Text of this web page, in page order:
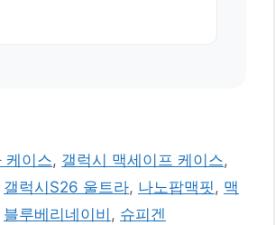
케이스, 갤럭시 맥세이프 케이스,
갤럭시S26 울트라, 나노팝맥핏, 맥
블루베리네이비 , 슈피겐